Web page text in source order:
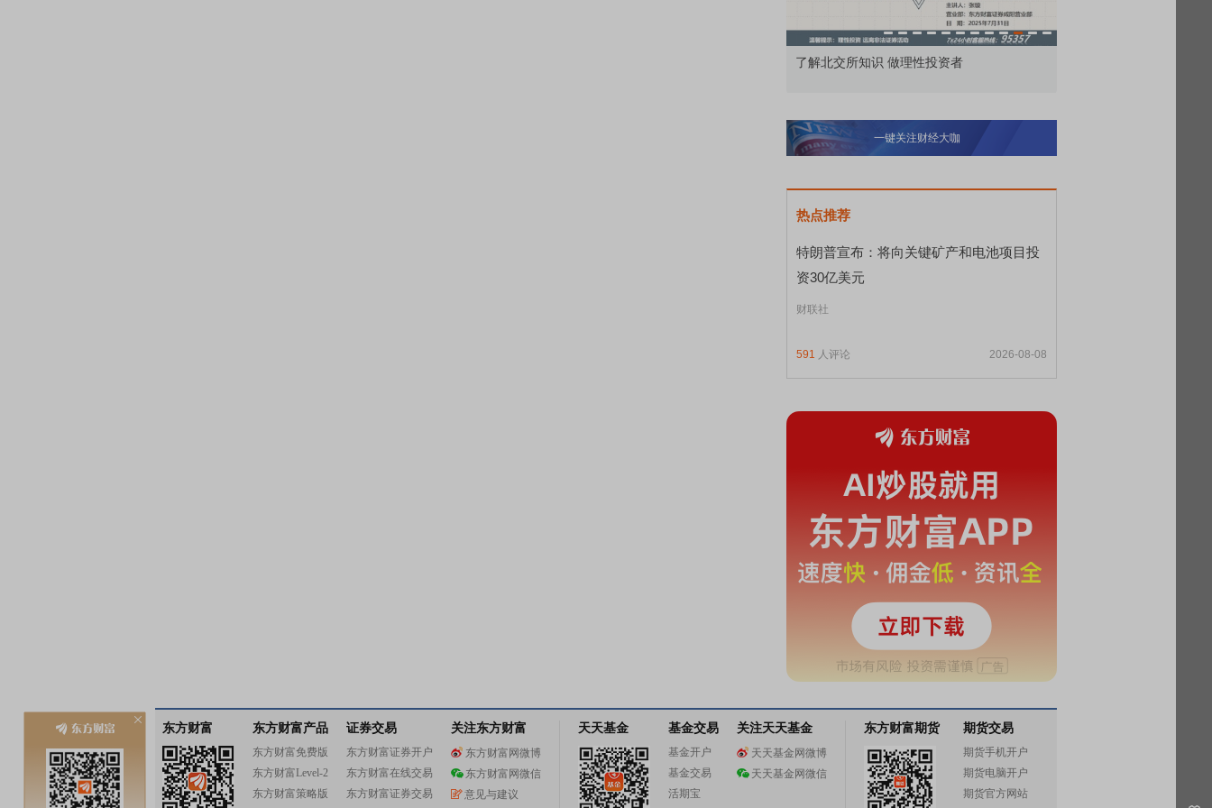
了解北交所知识 做理性投资者
一键关注财经大咖
热点推荐
特朗普宣布：将向关键矿产和电池项目投
资30亿美元
财联社
591 人评论 2026-08-08
东方财富 东方财富产品
东方财富免费版
东方财富Level-2
东方财富策略版
证券交易
东方财富证券开户
东方财富在线交易
东方财富证券交易
关注东方财富
东方财富网微博
东方财富网微信
意见与建议
天天基金 基金交易
基金开户
基金交易
活期宝
关注天天基金
天天基金网微博
天天基金网微信
东方财富期货 期货交易
期货手机开户
期货电脑开户
期货官方网站